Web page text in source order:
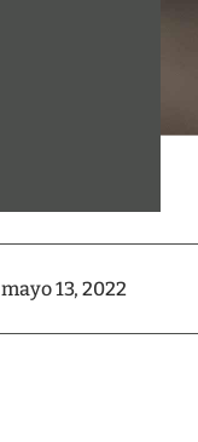
mayo 13, 2022